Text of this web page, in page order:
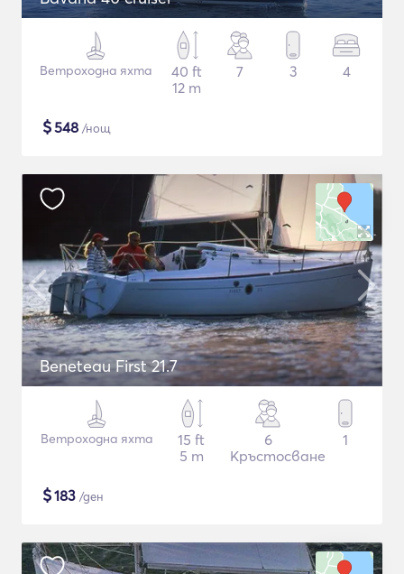
Ветроходна яхта
40 ft
12 m
7 3 4
$548 /нощ
Beneteau First 21.7
Ветроходна яхта
15 ft
5 m
6
Кръстосване
1
$183 /ден